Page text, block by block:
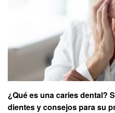
¿Qué es una caries dental?
dientes y consejos para su